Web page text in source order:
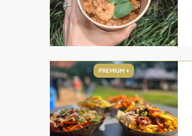
PREMIUM +